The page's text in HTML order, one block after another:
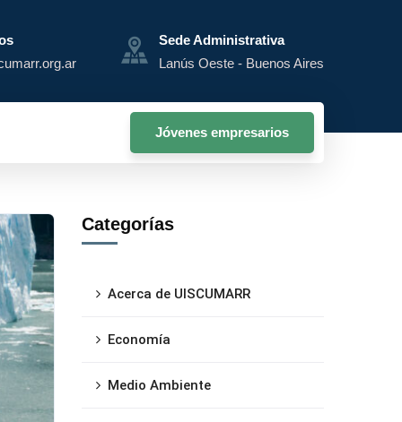
Sede Administrativa
Lanús Oeste - Buenos Aires
Jóvenes empresarios
Categorías
Acerca de UISCUMARR
Economía
Medio Ambiente